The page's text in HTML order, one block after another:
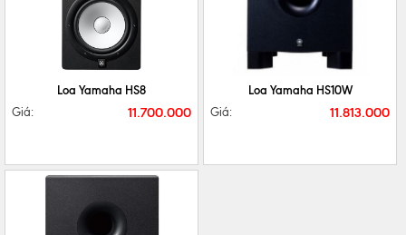
CHI TIẾT MUA NGAY
Loa Yamaha HS8
Giá: 11.700.000
CHI TIẾT MUA NGAY
Loa Yamaha HS10W
Giá: 11.813.000